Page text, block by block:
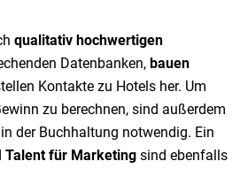
qualitativ hochwertigen
Datenbanken, bauen
Kontakte zu Hotels her. Um
zu berechnen, sind außerdem
der Buchhaltung notwendig. Ein
Talent für Marketing sind ebenfalls